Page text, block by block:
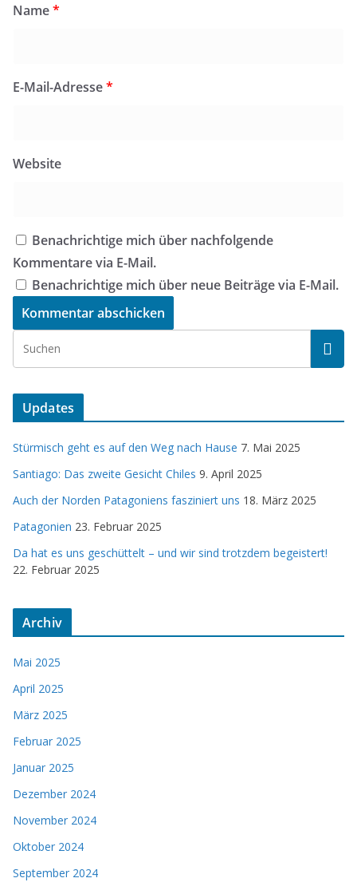
Name*
E-Mail-Adresse*
Website
Benachrichtige mich über nachfolgende
Kommentare via E-Mail.
Benachrichtige mich über neue Beiträge via E-Mail.
Updates
Stürmisch geht es auf den Weg nach Hause 7. Mai 2025
Santiago: Das zweite Gesicht Chiles 9. April 2025
Auch der Norden Patagoniens fasziniert uns 18. März 2025
Patagonien 23. Februar 2025
Da hat es uns geschüttelt – und wir sind trotzdem begeistert!
22. Februar 2025
Archiv
Mai 2025
April 2025
März 2025
Februar 2025
Januar 2025
Dezember 2024
November 2024
Oktober 2024
September 2024